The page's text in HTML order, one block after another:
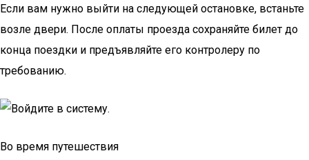
Если вам нужно выйти на следующей остановке, встаньте
возле двери. После оплаты проезда сохраняйте билет до
конца поездки и предъявляйте его контролеру по
требованию.
Во время путешествия